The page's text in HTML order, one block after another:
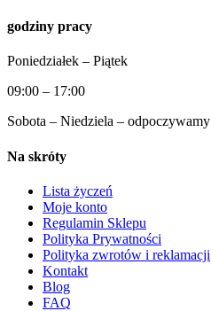
godziny pracy
Poniedziałek – Piątek
09:00 – 17:00
Sobota – Niedziela – odpoczywamy
Na skróty
Lista życzeń
Moje konto
Regulamin Sklepu
Polityka Prywatności
Polityka zwrotów i reklamacji
Kontakt
Blog
FAQ